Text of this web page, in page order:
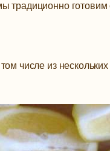
традиционно
числе из нескольких